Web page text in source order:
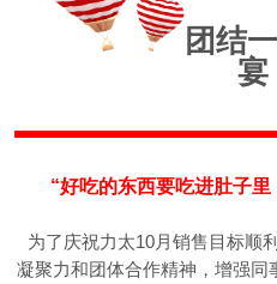
团结
宴
“好吃的东西要吃进肚子
为了庆祝力太10月销售目标顺
凝聚力和团体合作精神，增强同